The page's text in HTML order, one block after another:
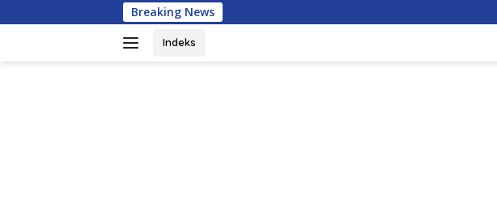
ke
Breaking News
Indeks